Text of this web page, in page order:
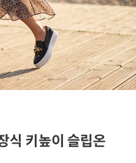
식 키높이 슬립온